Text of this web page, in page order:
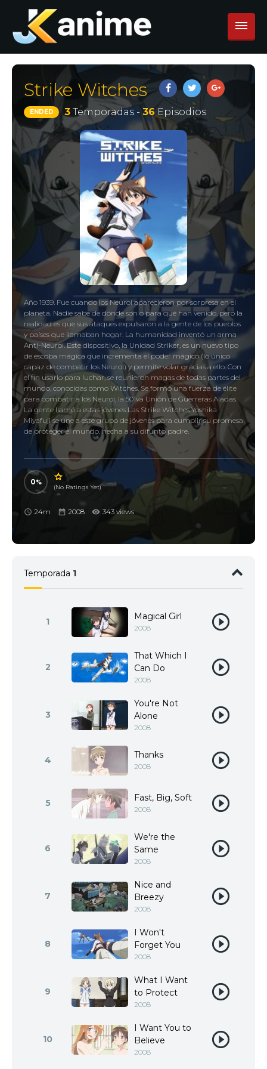
Strike Witches
ENDED 3Temporadas -36Episodios
Año 1939. Fue cuando los Neuroi aparecieron por sorpresa en el
planeta. Nadie sabe de dónde son o para qué han venido, pero la
realidad es que sus ataques expulsaron a la gente de los pueblos
y países que llamaban hogar. La humanidad inventó un arma
Anti-Neuroi. Este dispositivo, la Unidad Striker, es un nuevo tipo
de escoba mágica que incrementa el poder mágico (lo único
capaz de combatir los Neuroi) y permite volar gracias a ello. Con
el fin usarlo para luchar, se reunieron magas de todas partes del
mundo, conocidas como Witches. Se formó una fuerza de élite
para combatir a los Neuroi, la 501va Unión de Guerreras Aladas.
La gente llamó a estas jóvenes Las Strike Witches Yoshika
Miyafuji se une a este grupo de jóvenes para cumplir su promesa
de proteger el mundo, hecha a su difunto padre.
0
(No Ratings Yet)
24m 2008 343 views
Temporada 1
1 Magical Girl
2008
2
That Which I
Can Do
2008
3
You're Not
Alone
2008
4 Thanks
2008
5 Fast, Big, Soft
2008
6
We're the
Same
2008
7
Nice and
Breezy
2008
8
I Won't
Forget You
2008
9
What I Want
to Protect
2008
10
I Want You to
Believe
2008